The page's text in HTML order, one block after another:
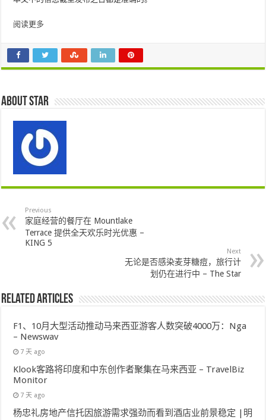
阅读更多
About star
Previous
家庭经营的餐厅在 Mountlake
Terrace 提供全天欢乐时光优惠 –
KING 5
Next
无论是否感染麦芽糖痘，旅行计
划仍在进行中 – The Star
Related Articles
F1、10月大型活动推动马来西亚游客人数突破4000万：Nga
– Newswav
7 天 ago
Klook客路将印度和中东创作者聚集在马来西亚 – TravelBiz
Monitor
7 天 ago
杨忠礼房地产信托因旅游需求强劲而看到酒店业前景稳定 |明